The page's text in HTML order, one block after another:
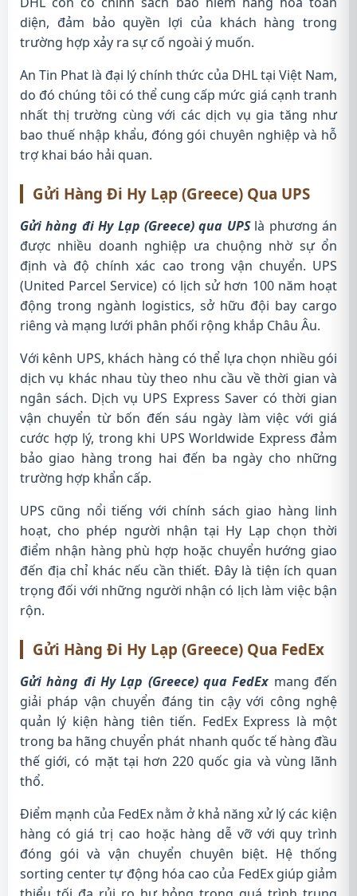
diện, đảm bảo quyền lợi của khách hàng trong
trường hợp xảy ra sự cố ngoài ý muốn.
An Tin Phat là đại lý chính thức của DHL tại Việt Nam,
do đó chúng tôi có thể cung cấp mức giá cạnh tranh
nhất thị trường cùng với các dịch vụ gia tăng như
bao thuế nhập khẩu, đóng gói chuyên nghiệp và hỗ
trợ khai báo hải quan.
Gửi Hàng Đi Hy Lạp (Greece) Qua UPS
Gửi hàng đi Hy Lạp (Greece) qua UPSlà phương án
được nhiều doanh nghiệp ưa chuộng nhờ sự ổn
định và độ chính xác cao trong vận chuyển. UPS
(United Parcel Service) có lịch sử hơn 100 năm hoạt
động trong ngành logistics, sở hữu đội bay cargo
riêng và mạng lưới phân phối rộng khắp Châu Âu.
Với kênh UPS, khách hàng có thể lựa chọn nhiều gói
dịch vụ khác nhau tùy theo nhu cầu về thời gian và
ngân sách. Dịch vụ UPS Express Saver có thời gian
vận chuyển từ bốn đến sáu ngày làm việc với giá
cước hợp lý, trong khi UPS Worldwide Express đảm
bảo giao hàng trong hai đến ba ngày cho những
trường hợp khẩn cấp.
UPS cũng nổi tiếng với chính sách giao hàng linh
hoạt, cho phép người nhận tại Hy Lạp chọn thời
điểm nhận hàng phù hợp hoặc chuyển hướng giao
đến địa chỉ khác nếu cần thiết. Đây là tiện ích quan
trọng đối với những người nhận có lịch làm việc bận
rộn.
Gửi Hàng Đi Hy Lạp (Greece) Qua FedEx
Gửi hàng đi Hy Lạp (Greece) qua FedEx mang đến
giải pháp vận chuyển đáng tin cậy với công nghệ
quản lý kiện hàng tiên tiến. FedEx Express là một
trong ba hãng chuyển phát nhanh quốc tế hàng đầu
thế giới, có mặt tại hơn 220 quốc gia và vùng lãnh
thổ.
Điểm mạnh của FedEx nằm ở khả năng xử lý các kiện
hàng có giá trị cao hoặc hàng dễ vỡ với quy trình
đóng gói và vận chuyển chuyên biệt. Hệ thống
sorting center tự động hóa cao của FedEx giúp giảm